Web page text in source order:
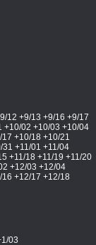
12 +9/13 +9/16 +9/17
+10/02 +10/03 +10/04
+10/18 +10/21
+11/01 +11/04
+11/18 +11/19 +11/20
+12/03 +12/04
+12/17 +12/18
03